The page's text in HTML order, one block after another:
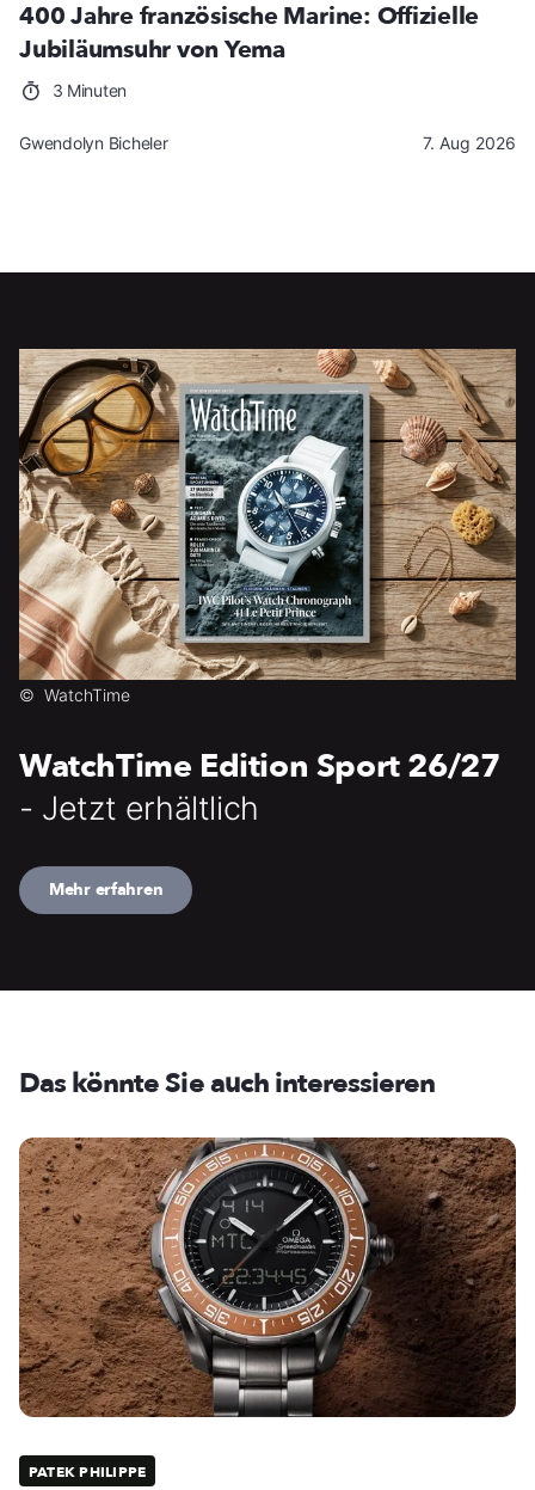
400 Jahre französische Marine: Offizielle
Jubiläumsuhr von Yema
3 Minuten
Gwendolyn Bicheler 7. Aug 2026
© WatchTime
WatchTime Edition Sport 26/27
- Jetzt erhältlich
Mehr erfahren
Das könnte Sie auch interessieren
PATEK PHILIPPE